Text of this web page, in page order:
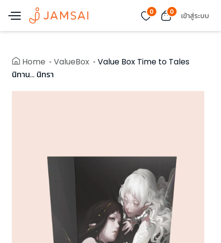
0 0 เข้าสู่ระบบ
Home ValueBox
Value Box Time to Tales
นิทาน... นิทรา